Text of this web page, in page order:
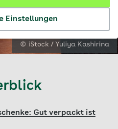
Einstellungen
© iStock / Yuliya Kashirina
Gut verpackt ist